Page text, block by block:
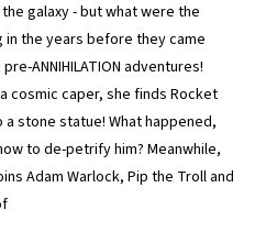
galaxy - but what were the
the years before they came
ANNIHILATION adventures!
cosmic caper, she finds Rocket
stone statue! What happened,
to de-petrify him? Meanwhile,
Adam Warlock, Pip the Troll and